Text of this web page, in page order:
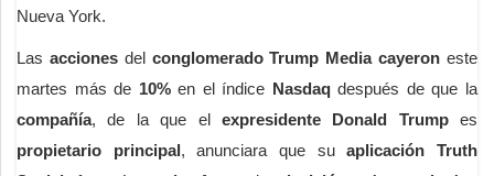
Nueva York.
Las accionesdel conglomerado Trump Media cayeron este
martes más de 10%en el índice Nasdaqdespués de que la
compañía, de la que el expresidente Donald Trumpes
propietario principal, anunciara que suaplicación Truth